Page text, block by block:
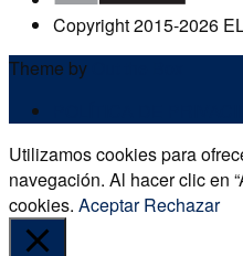
Copyright 2015-2026
Theme by
Utilizamos cookies para
navegación. Al hacer clic en
cookies. Aceptar Rechazar